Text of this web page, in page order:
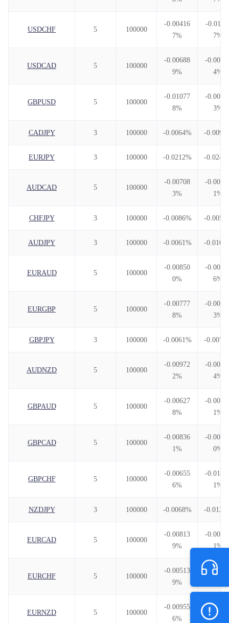
5 100000
-0.00416
7%
-
7%
5 100000
-0.00688
9%
-
4%
5 100000
-0.01077
8%
-
3%
3 100000 -0.0064% -
3 100000 -0.0212% -
5 100000
-0.00708
3%
-
1%
3 100000 -0.0086% -
3 100000 -0.0061% -
5 100000
-0.00850
0%
-
6%
5 100000
-0.00777
8%
-
3%
3 100000 -0.0061% -
5 100000
-0.00972
2%
-
4%
5 100000
-0.00627
8%
-
1%
5 100000
-0.00836
1%
-
0%
5 100000
-0.00655
6%
-
1%
3 100000 -0.0068% -
5 100000
-0.00813
9%
-
1%
5 100000
-0.00513
9%
-
5 100000
-0.00955
6%
-
7%
USDCHF
USDCAD
GBPUSD
CADJPY
EURJPY
AUDCAD
CHFJPY
AUDJPY
EURAUD
EURGBP
GBPJPY
AUDNZD
GBPAUD
GBPCAD
GBPCHF
NZDJPY
EURCAD
EURCHF
EURNZD